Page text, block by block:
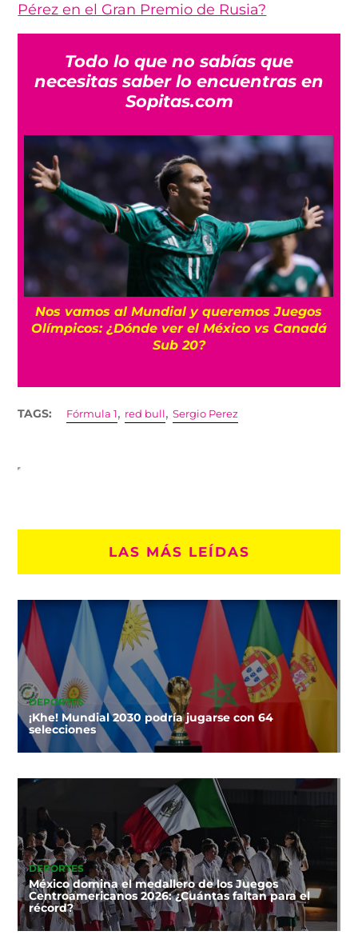
Pérez en el Gran Premio de Rusia?
Todo lo que no sabías que
necesitas saber lo encuentras en
Sopitas.com
Nos vamos al Mundial y queremos Juegos
Olímpicos: ¿Dónde ver el México vs Canadá
Sub 20?
TAGS: Fórmula 1, red bull,Sergio Perez
LAS MÁS LEÍDAS
DEPORTES
¡Khe! Mundial 2030 podría jugarse con 64
selecciones
DEPORTES
México domina el medallero de los Juegos
Centroamericanos 2026: ¿Cuántas faltan para el
récord?